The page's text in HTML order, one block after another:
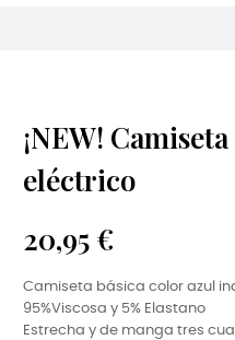
¡NEW!
eléctrico
20,95 €
Camiseta básica color azul
95%Viscosa y 5% Elastano
Estrecha y de manga tres